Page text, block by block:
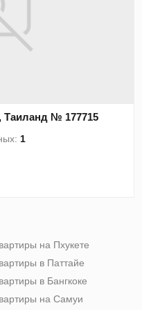
Таиланд № 177715
1
на Пхукете
в Паттайе
в Бангкоке
на Самуи